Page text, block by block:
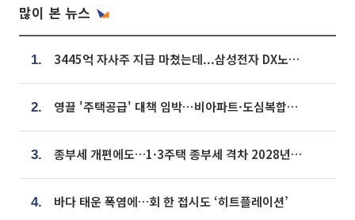
많이 본 뉴스
1. 3445억 자사주 지급 마쳤는데...삼성전자 DX노조, 뒤늦은 '떼쓰기 집회'
2. 영끌 '주택공급' 대책 임박⋯비아파트·도심복합까지 총동원
3. 종부세 개편에도…1·3주택 종부세 격차 2028년부터 확대
4. 바다 태운 폭염에…회 한 접시도 ‘히트플레이션’